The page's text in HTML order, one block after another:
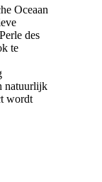
Oceaan
des
te
natuurlijk
wordt